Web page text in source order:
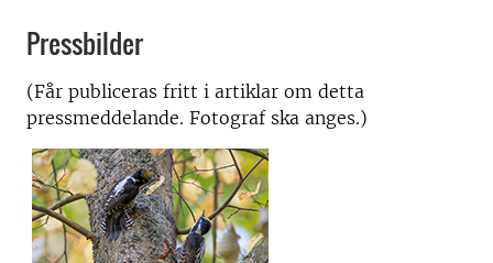
Pressbilder
(Får publiceras fritt i artiklar om detta
pressmeddelande. Fotograf ska anges.)